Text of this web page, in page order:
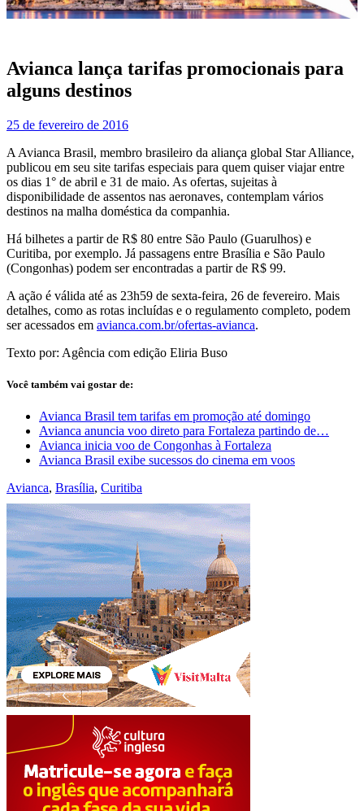
Avianca lança tarifas promocionais para
alguns destinos
25 de fevereiro de 2016
A Avianca Brasil, membro brasileiro da aliança global Star Alliance,
publicou em seu site tarifas especiais para quem quiser viajar entre
os dias 1° de abril e 31 de maio. As ofertas, sujeitas à
disponibilidade de assentos nas aeronaves, contemplam vários
destinos na malha doméstica da companhia.
Há bilhetes a partir de R$ 80 entre São Paulo (Guarulhos) e
Curitiba, por exemplo. Já passagens entre Brasília e São Paulo
(Congonhas) podem ser encontradas a partir de R$ 99.
A ação é válida até as 23h59 de sexta-feira, 26 de fevereiro. Mais
detalhes, como as rotas incluídas e o regulamento completo, podem
ser acessados em avianca.com.br/ofertas-avianca.
Texto por: Agência com edição Eliria Buso
Você também vai gostar de:
Avianca Brasil tem tarifas em promoção até domingo
Avianca anuncia voo direto para Fortaleza partindo de…
Avianca inicia voo de Congonhas à Fortaleza
Avianca Brasil exibe sucessos do cinema em voos
Avianca, Brasília, Curitiba